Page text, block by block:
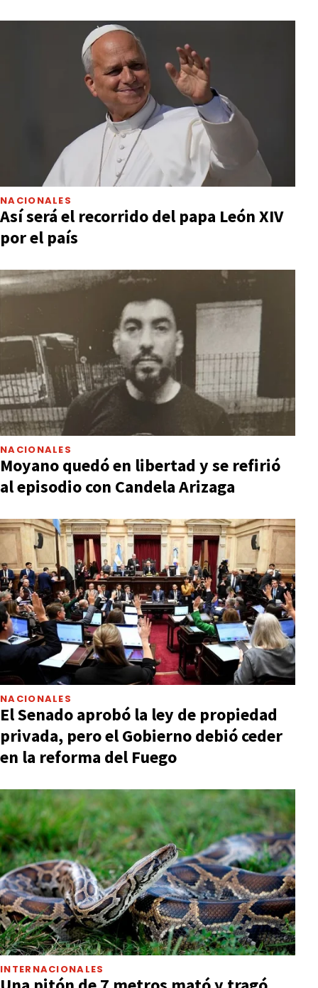
NACIONALES
Así será el recorrido del papa León XIV
por el país
NACIONALES
Moyano quedó en libertad y se refirió
al episodio con Candela Arizaga
NACIONALES
El Senado aprobó la ley de propiedad
privada, pero el Gobierno debió ceder
en la reforma del Fuego
INTERNACIONALES